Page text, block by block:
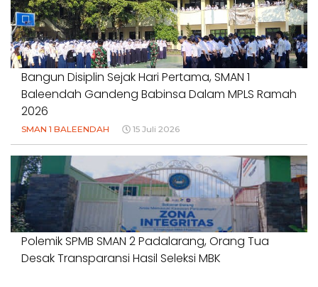
#NORMALISASISALURAN #IRIGASIRUSAK
#DUGAANPENCEMARAN #AKUNTABILITASPEMERINTAH
18 Juli 2026
Bangun Disiplin Sejak Hari Pertama, SMAN 1
Baleendah Gandeng Babinsa Dalam MPLS Ramah
2026
SMAN 1 BALEENDAH 15 Juli 2026
Polemik SPMB SMAN 2 Padalarang, Orang Tua
Desak Transparansi Hasil Seleksi MBK